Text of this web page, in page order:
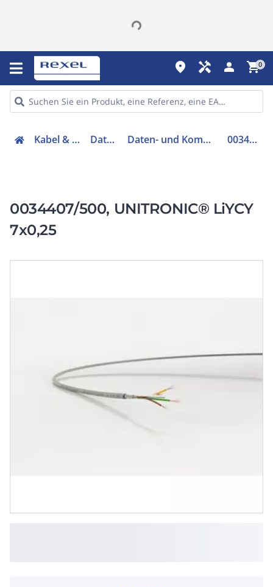
place handyman person shopping_cart0
Kabel & Leitungen Datenkabel Daten- und Kommunikationskabel 0034407/500
0034407/500, UNITRONIC® LiYCY
7x0,25